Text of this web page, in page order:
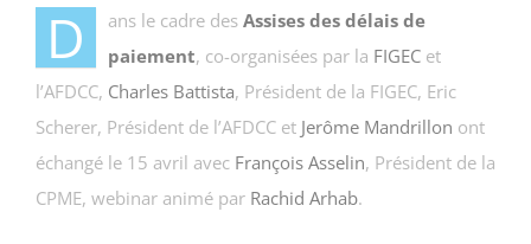
D ans le cadre des Assises des délais de
paiement, co-organisées par la FIGEC et
l’AFDCC, Charles Battista, Président de la FIGEC, Eric
Scherer, Président de l’AFDCC et Jerôme Mandrillon ont
échangé le 15 avril avec François Asselin, Président de la
CPME, webinar animé par Rachid Arhab.